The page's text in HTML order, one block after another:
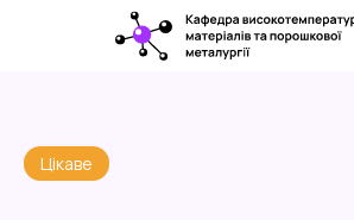
Цікаве